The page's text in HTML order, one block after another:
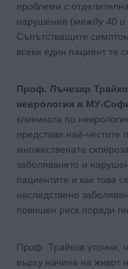
проблеми с
нарушения (между 40
Съпътстващите
всеки един пациент те
Проф. Лъчезар
неврология в МУ-
клиниката по
представи най-честите
множествената
заболяването и
пациентите и как това
наследствено
повишен риск поради
Проф. Трайков уточни,
върху начина на живот